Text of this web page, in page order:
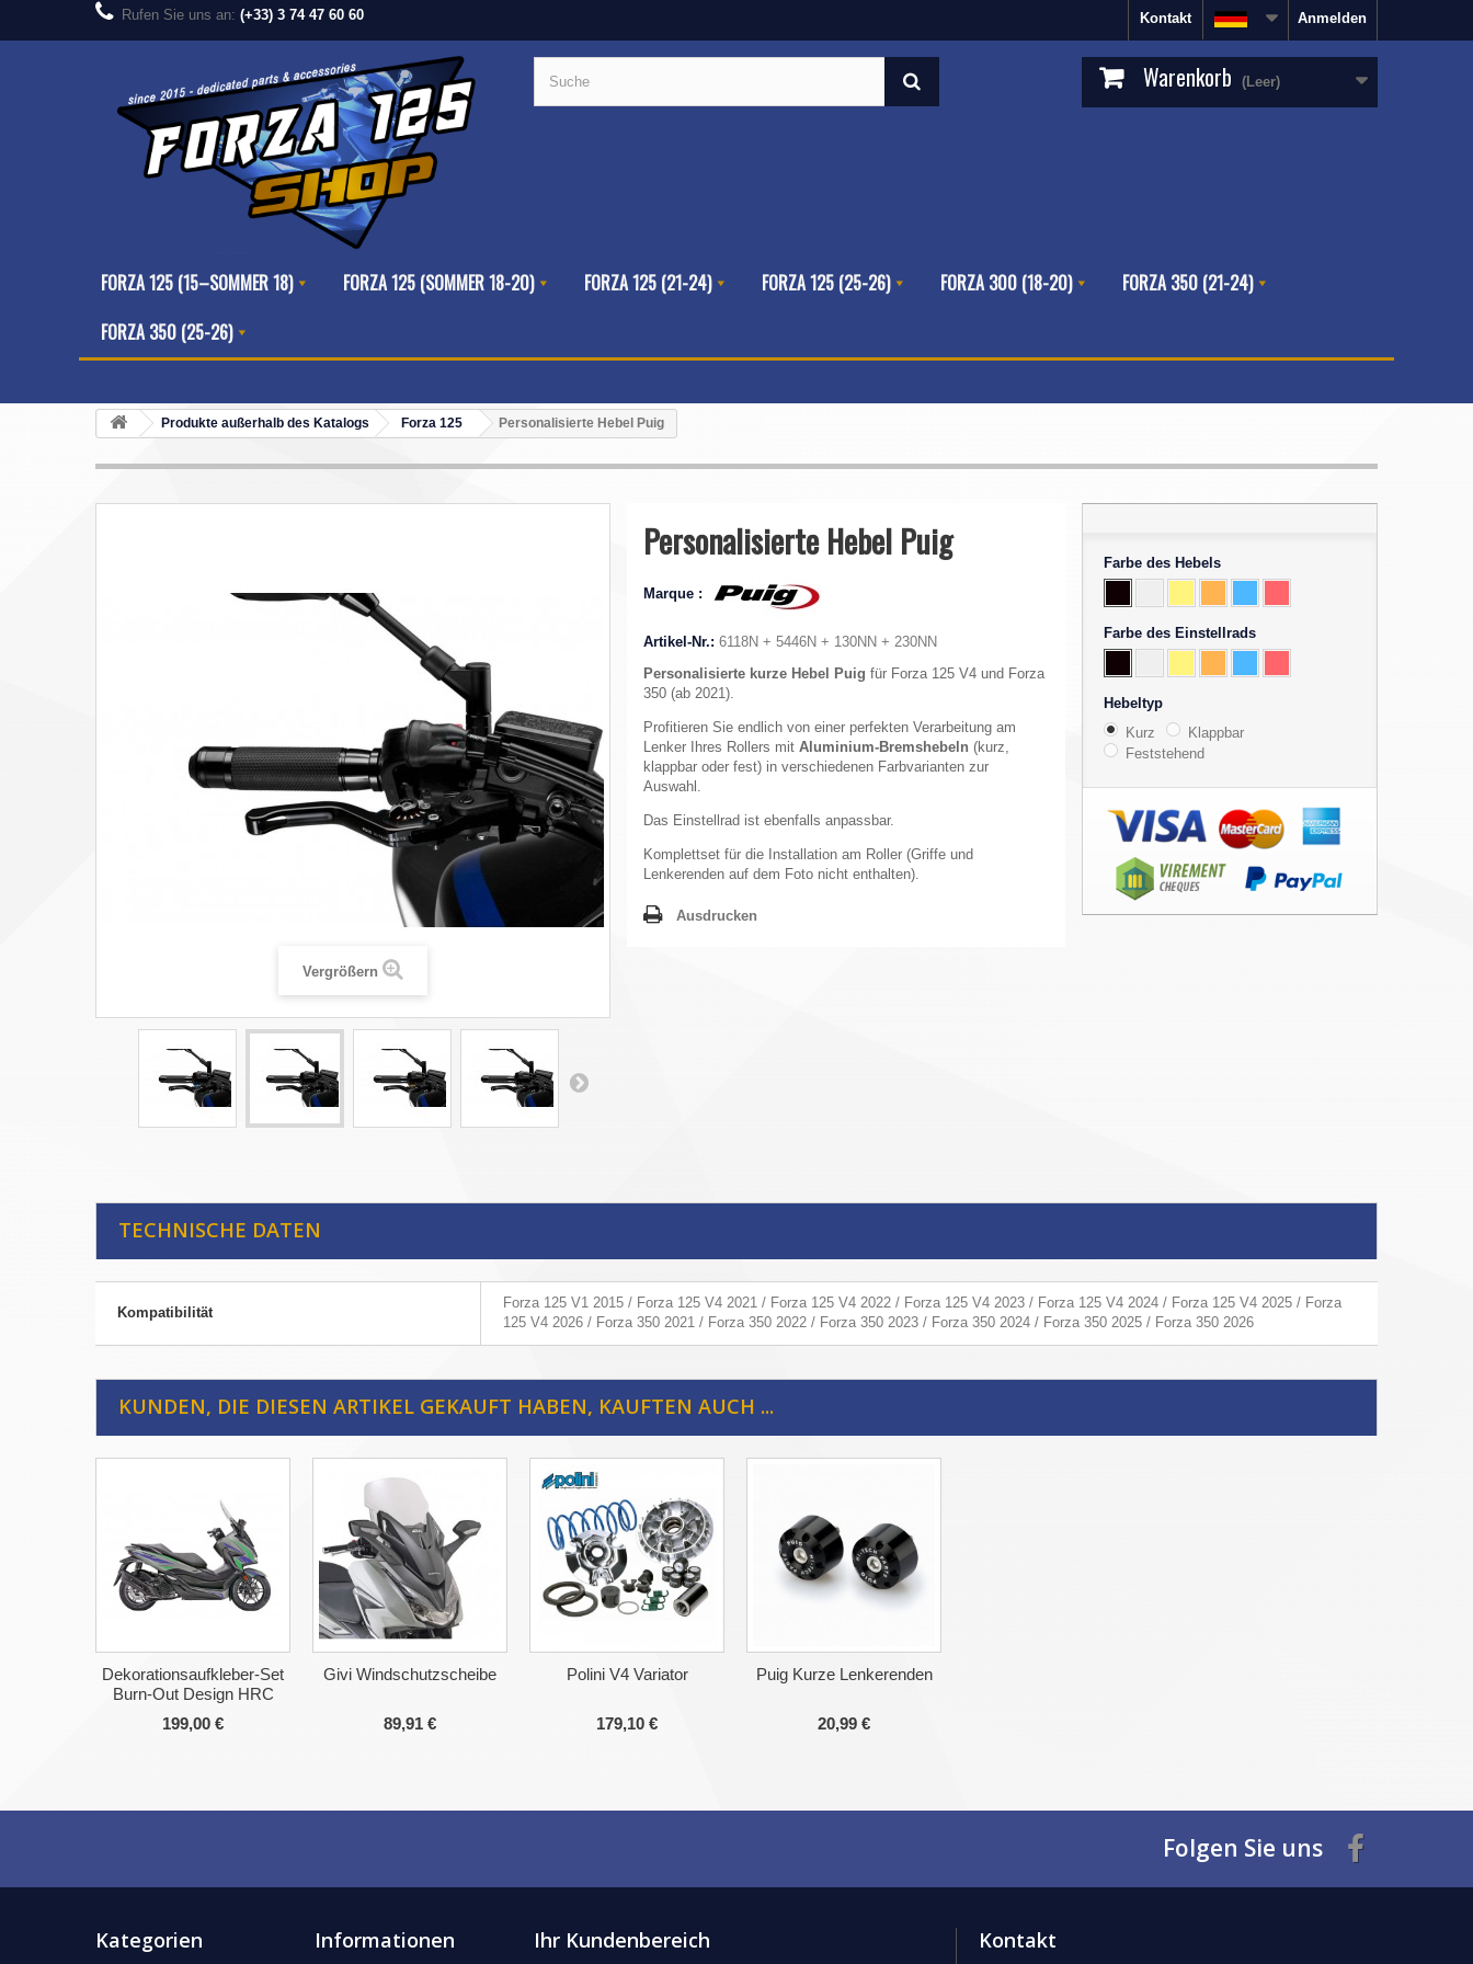
Anmelden
Kontakt
Rufen Sie uns an: (+33) 3 74 47 60 60
Warenkorb (Leer)
FORZA 125 (15–SOMMER 18) FORZA 125 (SOMMER 18-20) FORZA 125 (21-24) FORZA 125 (25-26) FORZA 300 (18-20)
FORZA 350 (21-24)
FORZA 350 (25-26)
Produkte außerhalb des Katalogs Forza 125 Personalisierte Hebel Puig
Vergrößern
Personalisierte Hebel Puig
Marque :
Artikel-Nr.: 6118N + 5446N + 130NN + 230NN
Personalisierte kurze Hebel Puig für Forza 125 V4 und Forza
350 (ab 2021).
Profitieren Sie endlich von einer perfekten Verarbeitung am
Lenker Ihres Rollers mit Aluminium-Bremshebeln (kurz,
klappbar oder fest) in verschiedenen Farbvarianten zur
Auswahl.
Das Einstellrad ist ebenfalls anpassbar.
Komplettset für die Installation am Roller (Griffe und
Lenkerenden auf dem Foto nicht enthalten).
Ausdrucken
Farbe des Hebels
Farbe des Einstellrads
Hebeltyp
Kurz
Klappbar
Feststehend
TECHNISCHE DATEN
Kompatibilität
Forza 125 V1 2015 / Forza 125 V4 2021 / Forza 125 V4 2022 / Forza 125 V4 2023 / Forza 125 V4 2024 / Forza 125 V4 2025 / Forza
125 V4 2026 / Forza 350 2021 / Forza 350 2022 / Forza 350 2023 / Forza 350 2024 / Forza 350 2025 / Forza 350 2026
KUNDEN, DIE DIESEN ARTIKEL GEKAUFT HABEN, KAUFTEN AUCH ...
Dekorationsaufkleber-Set
Burn-Out Design HRC
199,00 €
Givi Windschutzscheibe
89,91 €
Polini V4 Variator
179,10 €
Puig Kurze Lenkerenden
20,99 €
Folgen Sie uns
Kategorien Informationen Ihr Kundenbereich Kontakt